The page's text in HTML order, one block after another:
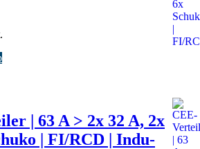
| 63 A > 2x 32 A, 2x
| FI/RCD | Indu-